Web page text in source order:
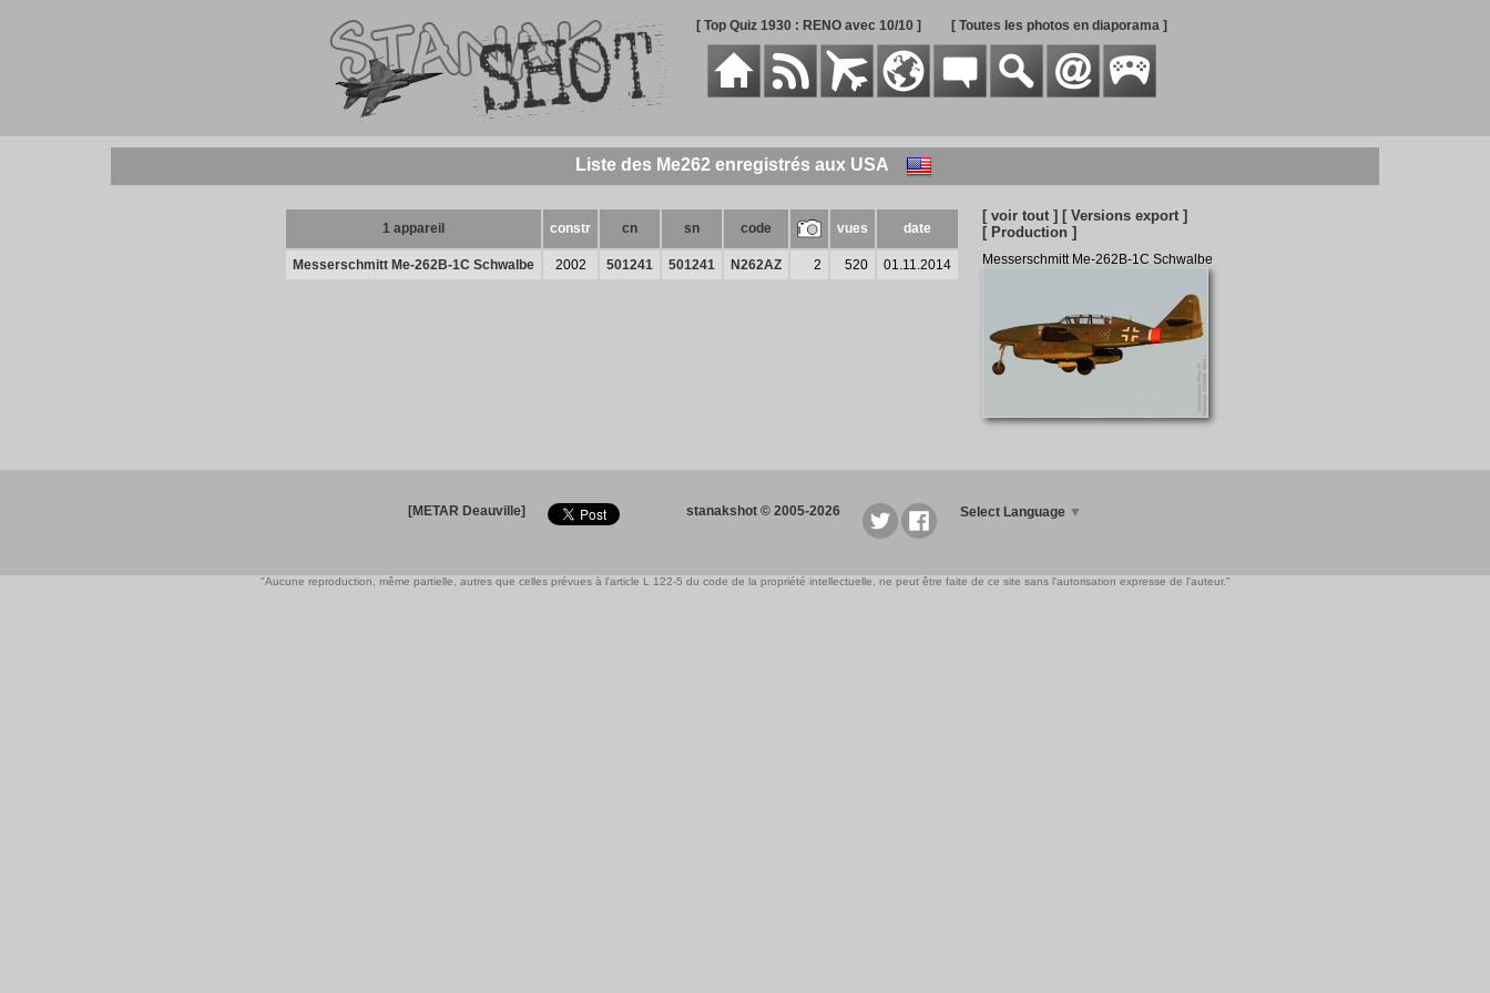
[ Top Quiz 1930 : RENO avec 10/10 ] [ Toutes les photos en diaporama ]
Liste des Me262 enregistrés aux USA
1 appareil constr cn sn code vues date
Messerschmitt Me-262B-1C Schwalbe 2002 501241 501241 N262AZ 2 520 01.11.2014
[ voir tout ] [ Versions export ]
[ Production ]
Messerschmitt Me-262B-1C Schwalbe
[METAR Deauville] stanakshot © 2005-2026 Select Language ▼
"Aucune reproduction, même partielle, autres que celles prévues à l'article L 122-5 du code de la propriété intellectuelle, ne peut être faite de ce site sans l'autorisation expresse de l'auteur."